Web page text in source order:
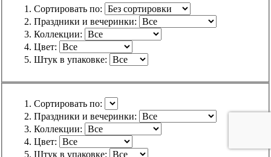
Сортировать по:
Праздники и вечеринки:
Коллекции:
Цвет:
Штук в упаковке:
Сортировать по:
Праздники и вечеринки:
Коллекции:
Цвет:
Штук в упаковке: